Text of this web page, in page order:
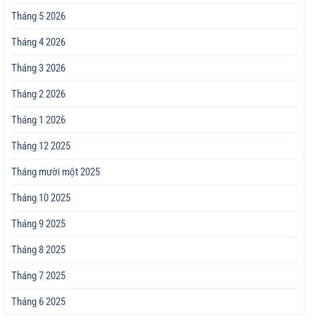
Tháng 5 2026
Tháng 4 2026
Tháng 3 2026
Tháng 2 2026
Tháng 1 2026
Tháng 12 2025
Tháng mười một 2025
Tháng 10 2025
Tháng 9 2025
Tháng 8 2025
Tháng 7 2025
Tháng 6 2025